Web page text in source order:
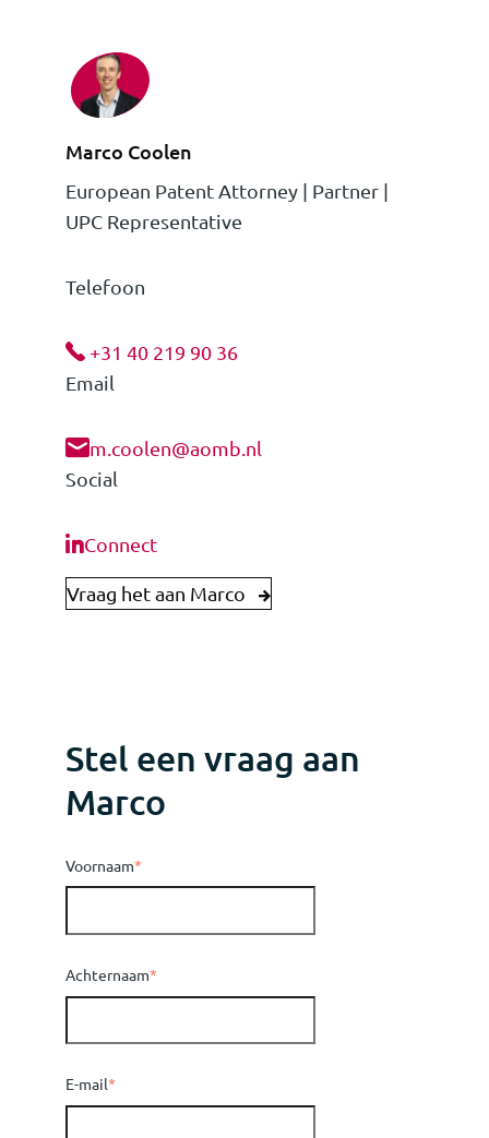
Marco Coolen
European Patent Attorney | Partner |
UPC Representative
Telefoon
+31 40 219 90 36
Email
m.coolen@aomb.nl
Social
Connect
Vraag het aan Marco
Stel een vraag aan
Marco
Voornaam*
Achternaam*
E-mail*